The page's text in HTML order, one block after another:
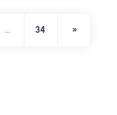
… 34 »